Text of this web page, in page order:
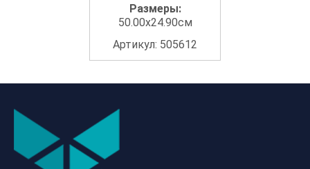
Размеры:
50.00x24.90см
Артикул: 505612